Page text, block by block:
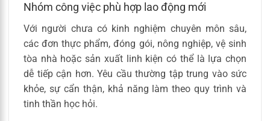
Nhóm công việc phù hợp lao động mới
Với người chưa có kinh nghiệm chuyên môn sâu,
các đơn thực phẩm, đóng gói, nông nghiệp, vệ sinh
tòa nhà hoặc sản xuất linh kiện có thể là lựa chọn
dễ tiếp cận hơn. Yêu cầu thường tập trung vào sức
khỏe, sự cẩn thận, khả năng làm theo quy trình và
tinh thần học hỏi.